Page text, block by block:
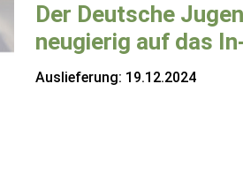
Der Deutsche
neugierig auf das
Auslieferung: 19.12.2024